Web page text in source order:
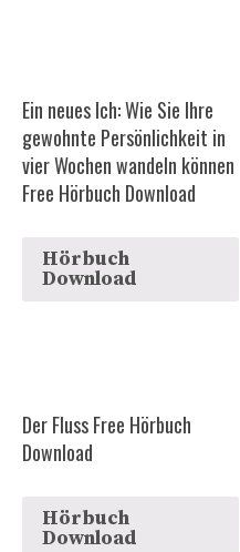
Ein neues Ich: Wie Sie Ihre
gewohnte Persönlichkeit in
vier Wochen wandeln können
Free Hörbuch Download
Hörbuch
Download
Der Fluss Free Hörbuch
Download
Hörbuch
Download